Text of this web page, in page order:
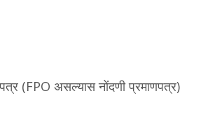
(FPO असल्यास नोंदणी प्रमाणपत्र)